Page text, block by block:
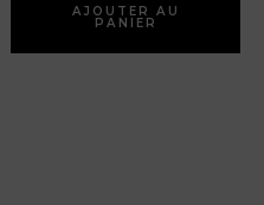
AJOUTER AU
PANIER